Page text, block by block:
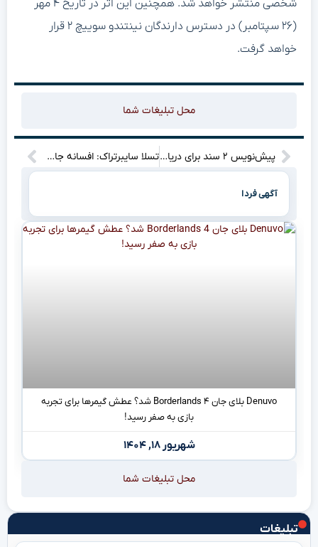
تبلیغات
شخصی منتشر خواهد شد. همچنین این اثر در تاریخ ۴ مهر
(۲۶ سپتامبر) در دسترس دارندگان نینتندو سوییچ ۲ قرار
خواهد گرفت.
محل تبلیغات شما
پیش‌نویس ۲ سند برای دریافت نظرات نخبگان منتشر شد تسلا سایبرتراک: افسانه جاده‌های آمریکا به پایان رسید؟
آگهی فردا
Denuvo بلای جان Borderlands ۴ شد؟ عطش گیمرها برای تجربه
بازی به صفر رسید!
شهریور ۱۸, ۱۴۰۴
محل تبلیغات شما